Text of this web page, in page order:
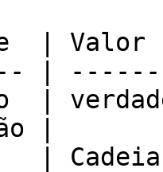
|
|
|
|
| Cadeia